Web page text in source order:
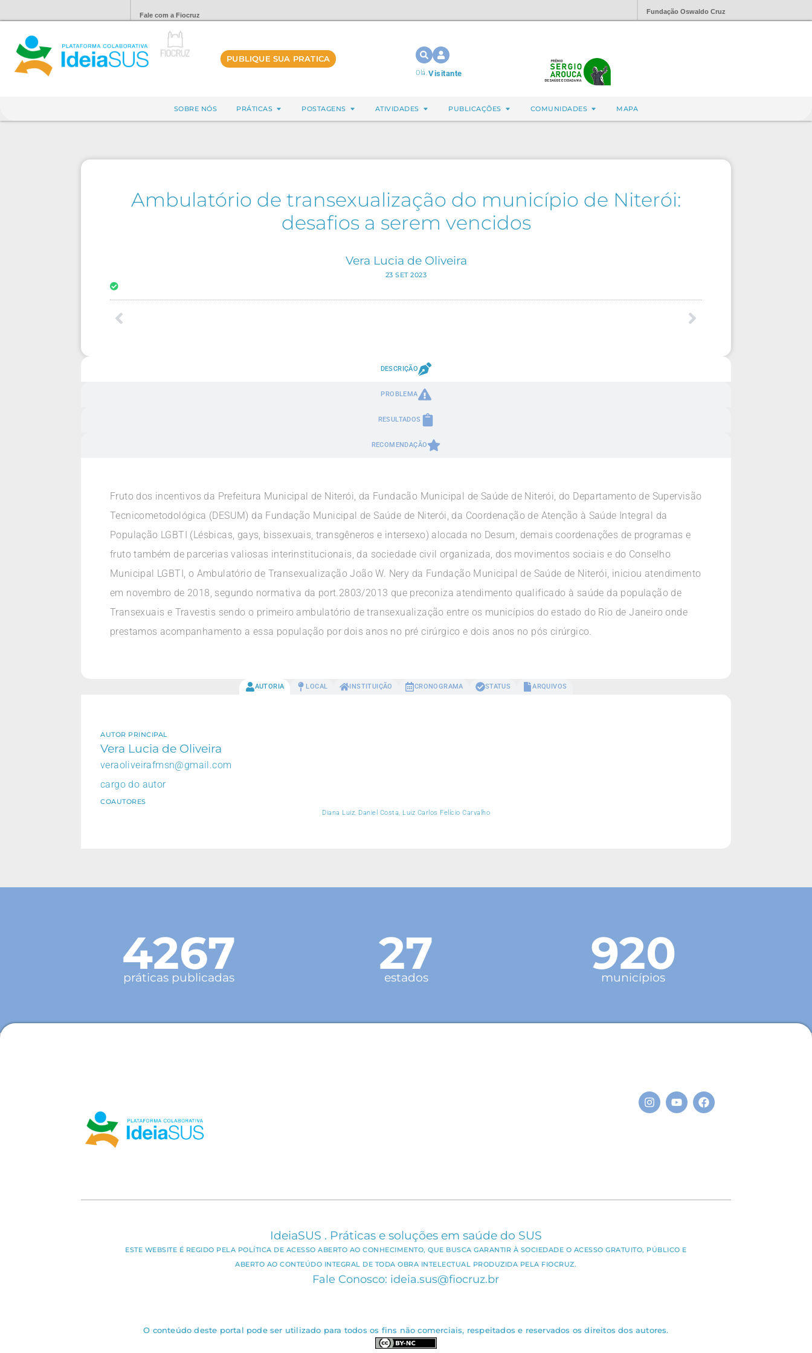
Fale com a Fiocruz Fundação Oswaldo Cruz
PUBLIQUE SUA PRATICA
Olá,Visitante
SOBRE NÓS PRÁTICAS POSTAGENS ATIVIDADES PUBLICAÇÕES COMUNIDADES MAPA
Ambulatório de transexualização do município de Niterói:
desafios a serem vencidos
Vera Lucia de Oliveira
23 SET 2023
DESCRIÇÃO
PROBLEMA
RESULTADOS
RECOMENDAÇÃO
Fruto dos incentivos da Prefeitura Municipal de Niterói, da Fundacão Municipal de Saúde de Niterói, do Departamento de Supervisão
Tecnicometodológica (DESUM) da Fundação Municipal de Saúde de Niterói, da Coordenação de Atenção à Saúde Integral da
População LGBTI (Lésbicas, gays, bissexuais, transgêneros e intersexo) alocada no Desum, demais coordenações de programas e
fruto também de parcerias valiosas interinstitucionais, da sociedade civil organizada, dos movimentos sociais e do Conselho
Municipal LGBTI, o Ambulatório de Transexualização João W. Nery da Fundação Municipal de Saúde de Niterói, iniciou atendimento
em novembro de 2018, segundo normativa da port.2803/2013 que preconiza atendimento qualificado à saúde da população de
Transexuais e Travestis sendo o primeiro ambulatório de transexualização entre os municípios do estado do Rio de Janeiro onde
prestamos acompanhamento a essa população por dois anos no pré cirúrgico e dois anos no pós cirúrgico.
AUTORIA LOCAL INSTITUIÇÃO CRONOGRAMA STATUS ARQUIVOS
AUTOR PRINCIPAL
Vera Lucia de Oliveira
veraoliveirafmsn@gmail.com
cargo do autor
COAUTORES
Diana Luiz, Daniel Costa, Luiz Carlos Felício Carvalho
4267
práticas publicadas 27
estados 920
municípios
IdeiaSUS . Práticas e soluções em saúde do SUS
ESTE WEBSITE É REGIDO PELA POLÍTICA DE ACESSO ABERTO AO CONHECIMENTO, QUE BUSCA GARANTIR À SOCIEDADE O ACESSO GRATUITO, PÚBLICO E
ABERTO AO CONTEÚDO INTEGRAL DE TODA OBRA INTELECTUAL PRODUZIDA PELA FIOCRUZ.
Fale Conosco: ideia.sus@fiocruz.br
O conteúdo deste portal pode ser utilizado para todos os fins não comerciais, respeitados e reservados os direitos dos autores.